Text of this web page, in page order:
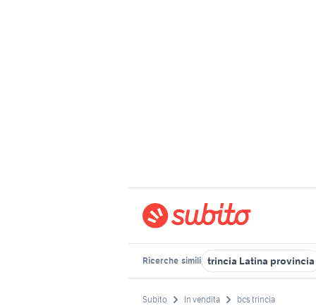
Ricerche simili trincia Latina provincia
Subito In vendita bcs trincia